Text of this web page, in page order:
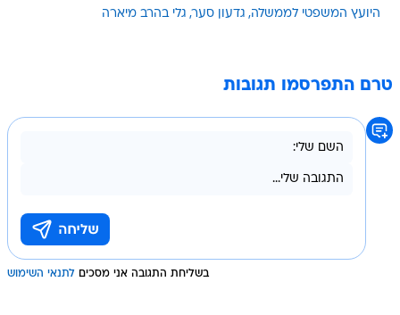
היועץ המשפטי לממשלה גדעון סער גלי בהרב מיארה
טרם התפרסמו תגובות
בשליחת התגובה אני מסכים לתנאי השימוש